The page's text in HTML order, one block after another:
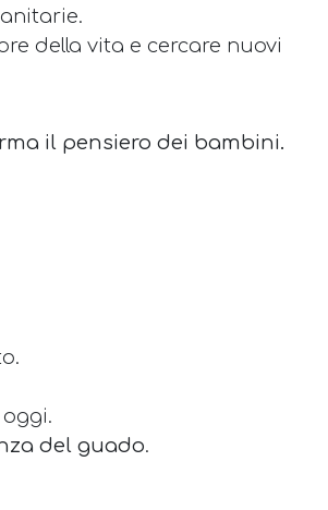
della vita e cercare nuovi
il pensiero dei bambini.
del guado.